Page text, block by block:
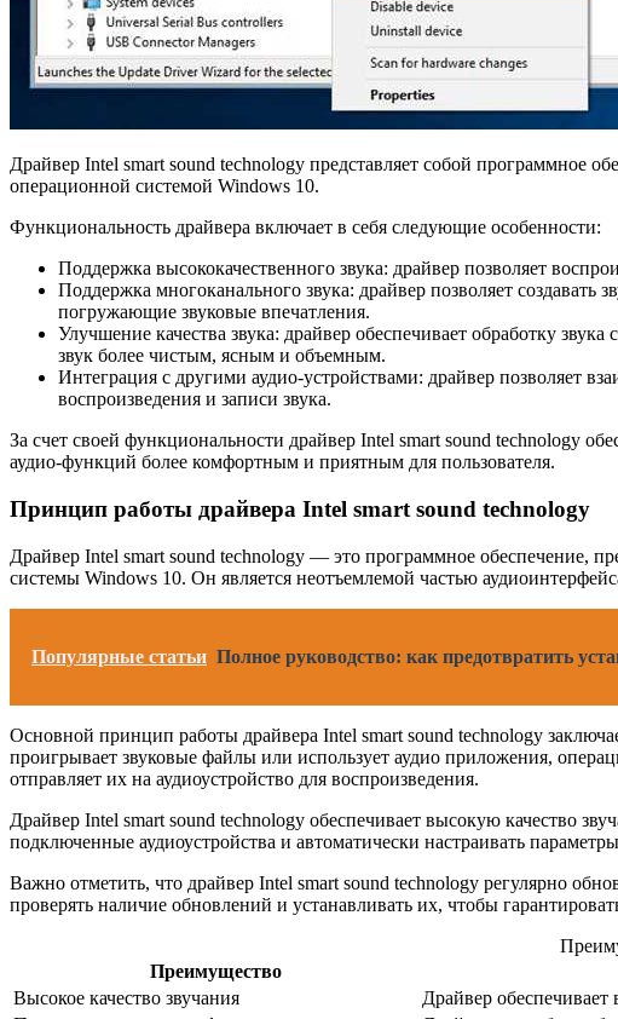
Драйвер Intel smart sound technology представляет собой программное
операционной системой Windows 10.
Функциональность драйвера включает в себя следующие особенности:
Поддержка высококачественного звука: драйвер позволяет
Поддержка многоканального звука: драйвер позволяет
погружающие звуковые впечатления.
Улучшение качества звука: драйвер обеспечивает обработку
звук более чистым, ясным и объемным.
Интеграция с другими аудио-устройствами: драйвер позволяет
воспроизведения и записи звука.
За счет своей функциональности драйвер Intel smart sound technology
аудио-функций более комфортным и приятным для пользователя.
Принцип работы драйвера Intel smart sound technology
Драйвер Intel smart sound technology — это программное обеспечение,
системы Windows 10. Он является неотъемлемой частью
Популярные статьи Полное руководство: как предотвратить
Основной принцип работы драйвера Intel smart sound technology
проигрывает звуковые файлы или использует аудио приложения,
отправляет их на аудиоустройство для воспроизведения.
Драйвер Intel smart sound technology обеспечивает высокую качество
подключенные аудиоустройства и автоматически настраивать
Важно отметить, что драйвер Intel smart sound technology регулярно
проверять наличие обновлений и устанавливать их, чтобы
Преимущество
Высокое качество звучания
Драйвер обеспечивает